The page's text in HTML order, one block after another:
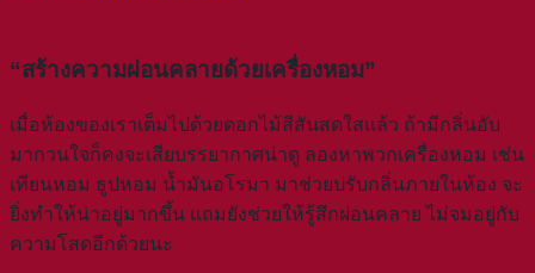
“สร้างความผ่อนคลายด้วยเครื่องหอม”
เมื่อห้องของเราเต็มไปด้วยดอกไม้สีสันสดใสแล้ว ถ้ามีกลิ่นอับ
มากวนใจก็คงจะเสียบรรยากาศน่าดู ลองหาพวกเครื่องหอม เช่น
เทียนหอม ธูปหอม น้ำมันอโรมา มาช่วยปรับกลิ่นภายในห้อง จะ
ยิ่งทำให้น่าอยู่มากขึ้น แถมยังช่วยให้รู้สึกผ่อนคลาย ไม่จมอยู่กับ
ความโสดอีกด้วยนะ